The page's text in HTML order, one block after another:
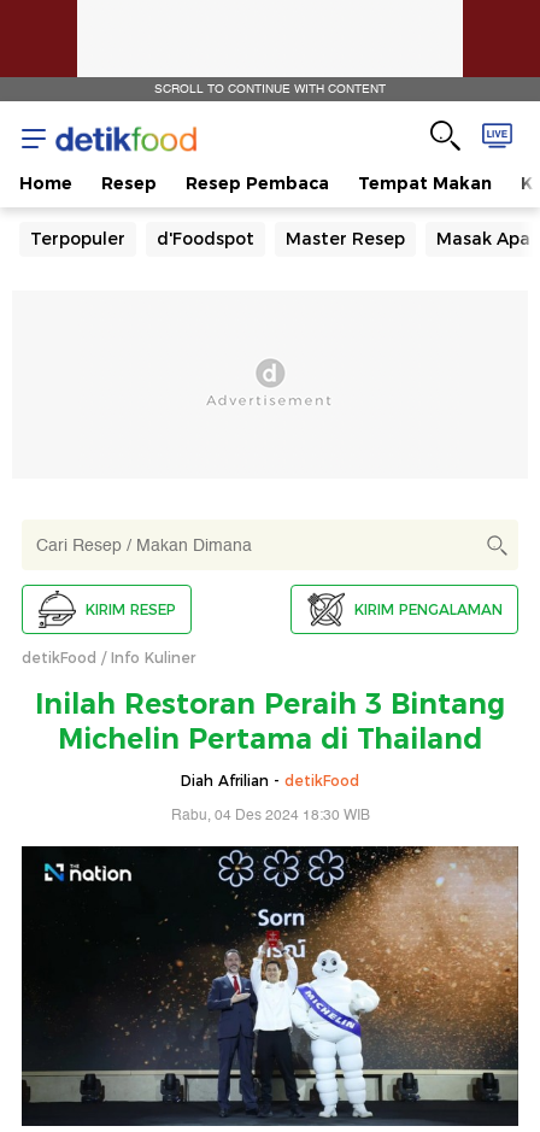
SCROLL TO CONTINUE WITH CONTENT
Home Resep Resep Pembaca Tempat Makan
Terpopuler d'Foodspot Master Resep Masak Apa
KIRIM RESEP KIRIM PENGALAMAN
detikFood Info Kuliner
Inilah Restoran Peraih 3 Bintang
Michelin Pertama di Thailand
Diah Afrilian - detikFood
Rabu, 04 Des 2024 18:30 WIB